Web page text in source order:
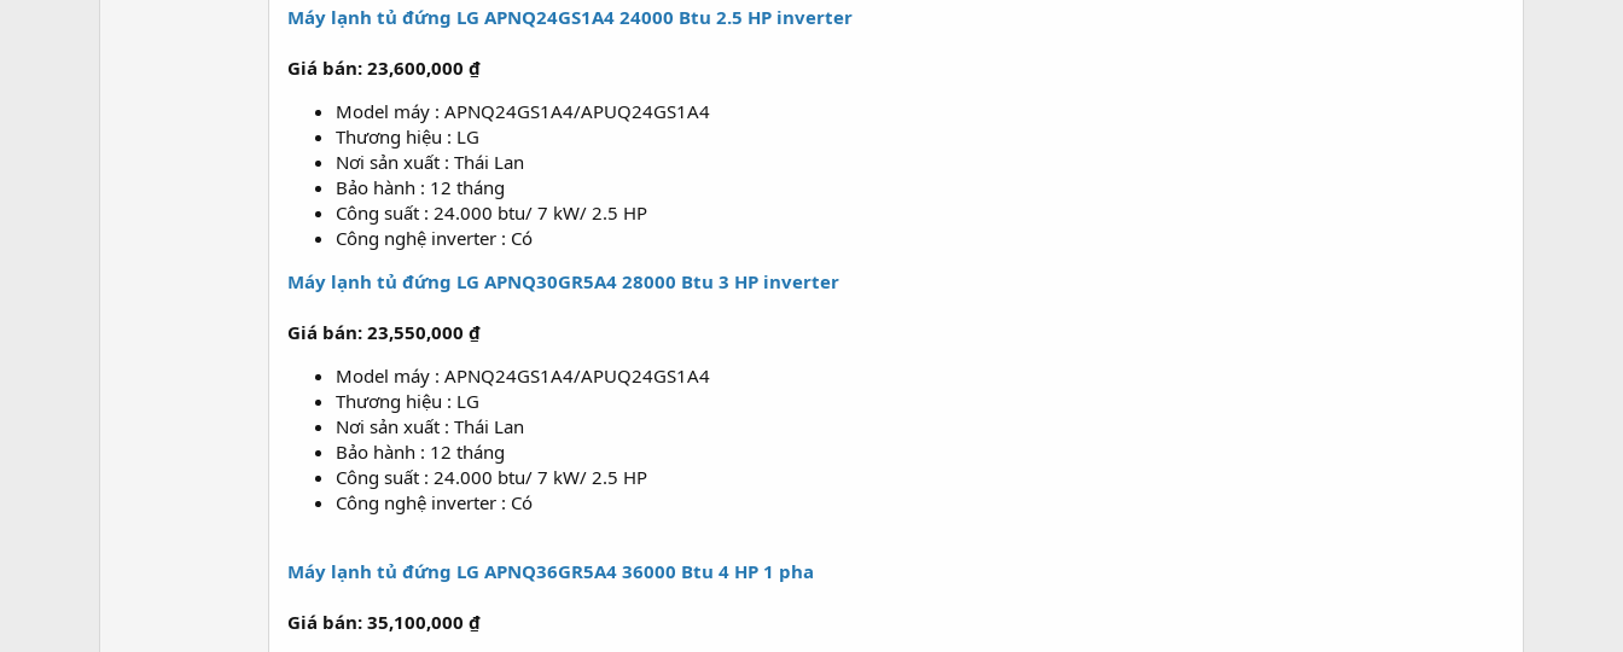
Máy lạnh tủ đứng LG APNQ24GS1A4 24000 Btu 2.5 HP inverter
Giá bán: 23,600,000 ₫
Model máy : APNQ24GS1A4/APUQ24GS1A4
Thương hiệu : LG
Nơi sản xuất : Thái Lan
Bảo hành : 12 tháng
Công suất : 24.000 btu/ 7 kW/ 2.5 HP
Công nghệ inverter : Có
Máy lạnh tủ đứng LG APNQ30GR5A4 28000 Btu 3 HP inverter
Giá bán: 23,550,000 ₫
Model máy : APNQ24GS1A4/APUQ24GS1A4
Thương hiệu : LG
Nơi sản xuất : Thái Lan
Bảo hành : 12 tháng
Công suất : 24.000 btu/ 7 kW/ 2.5 HP
Công nghệ inverter : Có
Máy lạnh tủ đứng LG APNQ36GR5A4 36000 Btu 4 HP 1 pha
Giá bán: 35,100,000 ₫